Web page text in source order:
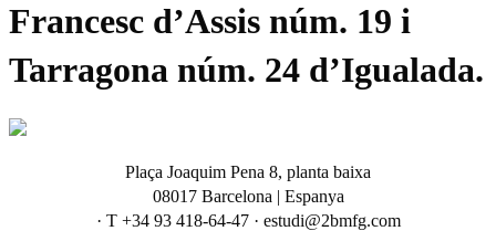
Francesc d’Assis núm. 19 i
Tarragona núm. 24 d’Igualada.
Plaça Joaquim Pena 8, planta baixa
08017 Barcelona | Espanya
· T +34 93 418-64-47 · estudi@2bmfg.com